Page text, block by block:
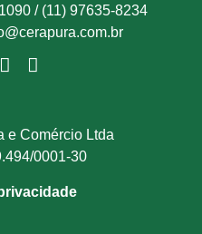
/ (11) 97635-8234
e Comércio Ltda
0001-30